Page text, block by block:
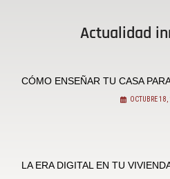
Actualidad
CÓMO ENSEÑAR TU CASA
OCTUBRE 18,
LA ERA DIGITAL EN TU